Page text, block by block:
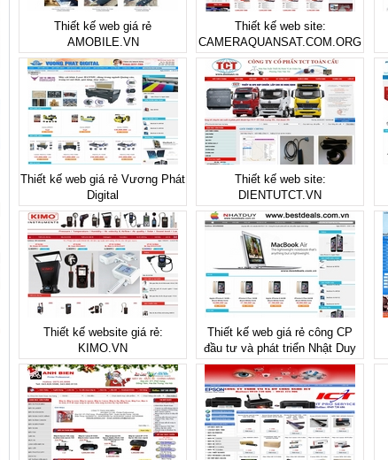
Thiết kế web giá rẻ
AMOBILE.VN
Thiết kế web site:
CAMERAQUANSAT.COM.ORG
Thiết kế web giá rẻ Vương Phát
Digital
Thiết kế web site:
DIENTUTCT.VN
Thiết kế website giá rẻ:
KIMO.VN
Thiết kế web giá rẻ công CP
đầu tư và phát triển Nhật Duy